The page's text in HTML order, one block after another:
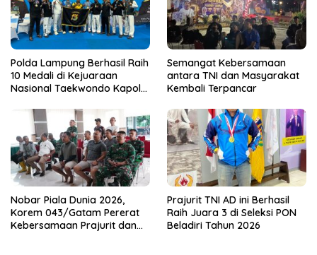
Polda Lampung Berhasil Raih
10 Medali di Kejuaraan
Nasional Taekwondo Kapolri
Semangat Kebersamaan
antara TNI dan Masyarakat
Kembali Terpancar
Nobar Piala Dunia 2026,
Korem 043/Gatam Pererat
Kebersamaan Prajurit dan
Prajurit TNI AD ini Berhasil
Raih Juara 3 di Seleksi PON
Beladiri Tahun 2026